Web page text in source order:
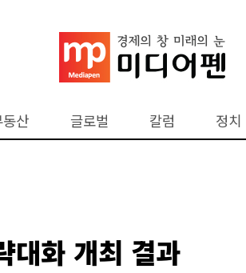
동산 글로벌 칼럼 정치
대화 개최 결과